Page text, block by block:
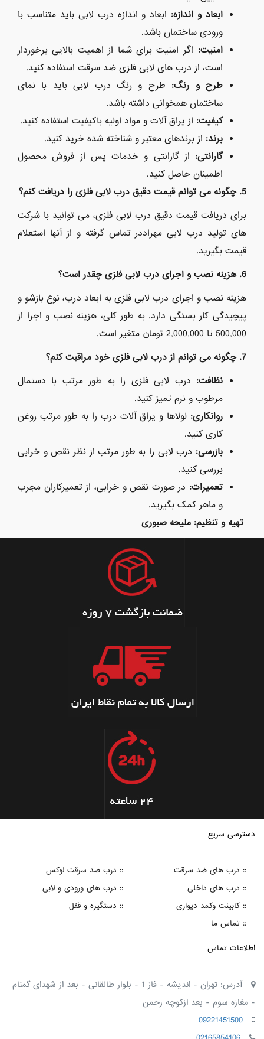
ابعاد و اندازه: ابعاد و اندازه درب لابی باید متناسب با
ورودی ساختمان باشد.
امنیت: اگر امنیت برای شما از اهمیت بالایی برخوردار
است، از درب های لابی فلزی ضد سرقت استفاده کنید.
طرح و رنگ: طرح و رنگ درب لابی باید با نمای
ساختمان همخوانی داشته باشد.
کیفیت: از یراق آلات و مواد اولیه باکیفیت استفاده کنید.
برند: از برندهای معتبر و شناخته شده خرید کنید.
گارانتی: از گارانتی و خدمات پس از فروش محصول
اطمینان حاصل کنید.
5. چگونه می توانم قیمت دقیق درب لابی فلزی را دریافت کنم؟
برای دریافت قیمت دقیق درب لابی فلزی، می توانید با شرکت
های تولید درب لابی مهراددر تماس گرفته و از آنها استعلام
قیمت بگیرید.
6. هزینه نصب و اجرای درب لابی فلزی چقدر است؟
هزینه نصب و اجرای درب لابی فلزی به ابعاد درب، نوع بازشو و
پیچیدگی کار بستگی دارد. به طور کلی، هزینه نصب و اجرا از
500,000 تا 2, 000,000 تومان متغیر است.
7. چگونه می توانم از درب لابی فلزی خود مراقبت کنم؟
نظافت: درب لابی فلزی را به طور مرتب با دستمال
مرطوب و نرم تمیز کنید.
روانکاری: لولاها و یراق آلات درب را به طور مرتب روغن
کاری کنید.
بازرسی: درب لابی را به طور مرتب از نظر نقص و خرابی
بررسی کنید.
تعمیرات: در صورت نقص و خرابی، از تعمیرکاران مجرب
و ماهر کمک بگیرید.
تهیه و تنظیم: ملیحه صبوری
دسترسی سریع
:: درب های ضد سرقت
:: درب ضد سرقت لوکس
:: درب های داخلی
:: درب های ورودی و لابی
:: کابینت وکمد دیواری
:: دستگیره و قفل
:: تماس ما
اطلاعات تماس
آدرس: تهران - اندیشه - فاز 1 - بلوار طالقانی - بعد از شهدای گمنام
- مغازه سوم - بعد ازکوچه رحمن
09221451500